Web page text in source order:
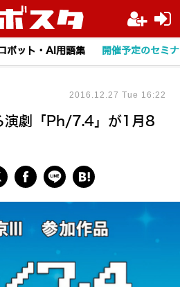
ロボット・AI用語集 開催予定のセミ
演劇「Ph/7.4」が1月8
2016.12.27 Tue 16:22